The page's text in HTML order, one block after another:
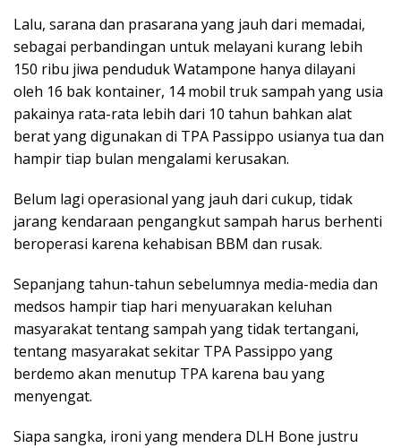
Lalu, sarana dan prasarana yang jauh dari memadai,
sebagai perbandingan untuk melayani kurang lebih
150 ribu jiwa penduduk Watampone hanya dilayani
oleh 16 bak kontainer, 14 mobil truk sampah yang usia
pakainya rata-rata lebih dari 10 tahun bahkan alat
berat yang digunakan di TPA Passippo usianya tua dan
hampir tiap bulan mengalami kerusakan.
Belum lagi operasional yang jauh dari cukup, tidak
jarang kendaraan pengangkut sampah harus berhenti
beroperasi karena kehabisan BBM dan rusak.
Sepanjang tahun-tahun sebelumnya media-media dan
medsos hampir tiap hari menyuarakan keluhan
masyarakat tentang sampah yang tidak tertangani,
tentang masyarakat sekitar TPA Passippo yang
berdemo akan menutup TPA karena bau yang
menyengat.
Siapa sangka, ironi yang mendera DLH Bone justru